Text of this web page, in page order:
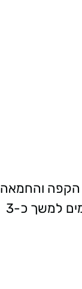
הקפה והחמאה
בקערה מעל סיר נוסף, נערבב את החלמונים, 50 גרם סוכר, הרום והמים למשך כ-3